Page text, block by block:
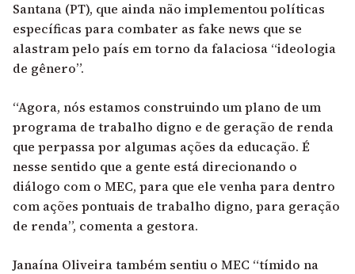
Santana (PT), que ainda não implementou políticas
específicas para combater as fake news que se
alastram pelo país em torno da falaciosa “ideologia
de gênero”.
“Agora, nós estamos construindo um plano de um
programa de trabalho digno e de geração de renda
que perpassa por algumas ações da educação. É
nesse sentido que a gente está direcionando o
diálogo com o MEC, para que ele venha para dentro
com ações pontuais de trabalho digno, para geração
de renda”, comenta a gestora.
Janaína Oliveira também sentiu o MEC “tímido na